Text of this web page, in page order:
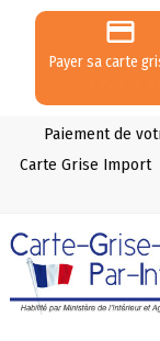
Payer sa carte
Paiement de
Carte Grise Import